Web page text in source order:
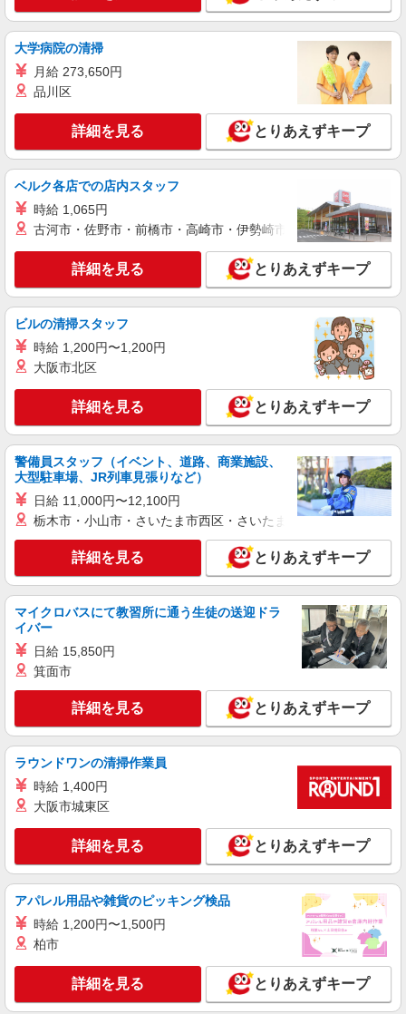
毎日通うのが楽しみになる＊ホテルのような美
しいサ高住のSTAFF
時給1500円〜2125円 ＜日払い有/週払い有/交
通費全支給(ガソリン代含む)＞
キープ 詳細を見る
派遣社員
株式会社kotrio /●NR-H-2067931
広陵町｜まずは送迎業務で活躍しよう◎デイサ
ービスSTAFF
通費全支給(ガソリン代含む)＞
北葛城郡広陵町
キープ 詳細を見る
派遣社員
株式会社kotrio /●NR-H-2066851
広陵町＊グループホームSTAFF＊経験不問◎
日収1.2万円も可
時給1500円〜2125円 ＜日払い有/週払い有/交
通費全支給(ガソリン代含む)＞
北葛城郡広陵町
キープ 詳細を見る
株式会社kotrio /●NR-H-2068892
広陵町の小さいデイサービス★残業なし♪日勤
のみ◎夜はおうち時間
時給1500円〜2125円 ＜日払い有/週払い有/交
キープ 詳細を見る
派遣社員
株式会社kotrio /●NR-H-1882684
築山★デイで送迎や生活サポートなど【福祉】
時給1500円〜2125円 ＜日払い有/週払い有/交
通費全支給(ガソリン代含む)＞
広陵町【最寄駅：築山駅】
キープ 詳細を見る
派遣社員
株式会社kotrio /●NR-H-1882781
築山駅すぐ⇒キレイな病院で介護補助/事務作
業など
大学病院の清掃
月給 273,650円
品川区
詳細を見る とりあえずキープ
ベルク各店での店内スタッフ
時給 1,065円
古河市・佐野市・前橋市・高崎市・伊勢崎市・太田市・館林市
詳細を見る とりあえずキープ
ビルの清掃スタッフ
時給 1,200円〜1,200円
大阪市北区
詳細を見る とりあえずキープ
警備員スタッフ（イベント、道路、商業施設、
大型駐車場、JR列車見張りなど）
日給 11,000円〜12,100円
栃木市・小山市・さいたま市西区・さいたま市岩槻区・久喜市・
詳細を見る とりあえずキープ
マイクロバスにて教習所に通う生徒の送迎ドラ
イバー
日給 15,850円
箕面市
詳細を見る とりあえずキープ
ラウンドワンの清掃作業員
時給 1,400円
大阪市城東区
詳細を見る とりあえずキープ
アパレル用品や雑貨のピッキング検品
時給 1,200円〜1,500円
柏市
詳細を見る とりあえずキープ